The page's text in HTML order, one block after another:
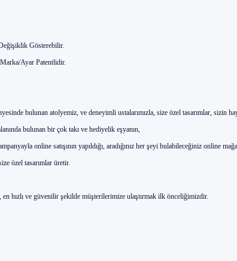
Gösterebilir.
Ayar Patentlidir.
bulunan atolyemiz, ve deneyimli ustalarımızla, size özel tasarımlar, sizin
bulunan bir çok takı ve hediyelik eşyanın,
online satışının yapıldığı, aradığınız her şeyi bulabileceğiniz online
özel tasarımlar üretir.
hızlı ve güvenilir şekilde müşterilerimize ulaştırmak ilk önceliğimizdir.